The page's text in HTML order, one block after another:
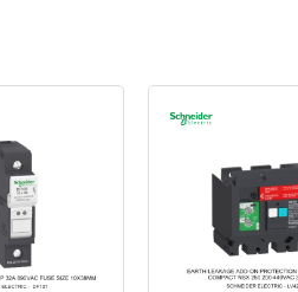
AC/DC
System pro M compact S200M
ini memiliki dua mekanisme
yaitu mekanisme pemutusan
beban berlebih dan
untuk perlindungan
berbagai karakteristik (B, C,
2P, 3P, 3P+N, 4P), kapasitas
pada 230/400 V AC) dan arus
dengan aman di
ListrikKita.com
kami jual dijamin 100% asli,
disertai dengan surat keaslian